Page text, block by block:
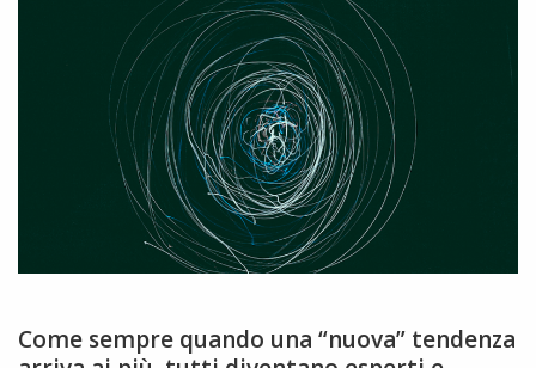
Come sempre quando una “nuova” tendenza